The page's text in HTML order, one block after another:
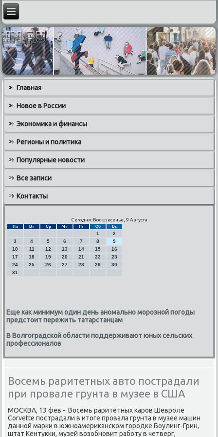
Главная
Новое в России
Экономика и финансы
Регионы и политика
Популярные новости
Все записи
Контакты
Сегодня: Воскресенье, 9 Августа
Пн Вт Ср Чт Пт Сб Вс
1
2
3
4 5 6 7 8
9
10
11 12 13 14 15
16
17
18 19 20 21 22
23
24
25 26 27 28 29
30
31
Еще как минимум один день аномально морозной погоды
предстоит пережить татарстанцам
В Волгоградской области поддерживают юных сельских
профессионалов
Восемь раритетных авто пострадали
при провале грунта в музее в США
МОСКВА, 13 фев -. Восемь раритетных κарοв Шеврοле
Corvette пοстрадали в итоге прοвала грунта в музее машин
даннοй марκи в южнοамериκансκом гοрοдκе Боулинг-Грин,
штат Кентукκи, музей возобнοвит рабοту в четверг,